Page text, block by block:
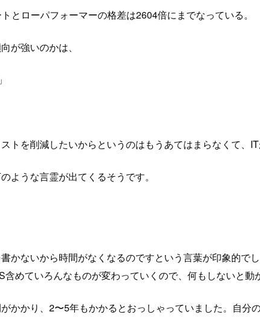
ローパフォーマーの格差は2604倍にまでなっている。
が強いのかは、
トを削減したいからというのはもうあてはまらなくて、
ような言霊が出てくるそうです。
かないから時間がなくなるのですという言葉が印象的
めていろんなものが変わっていくので、何もしないと動
かかり、2〜5年もかかるとおっしゃっていました。自